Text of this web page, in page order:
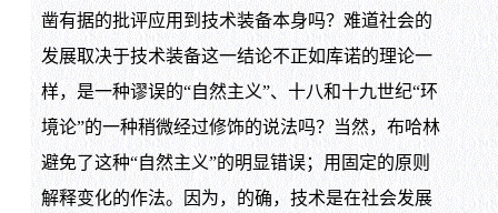
凿有据的批评应用到技术装备本身吗？难道社会的
发展取决于技术装备这一结论不正如库诺的理论一
样，是一种谬误的“自然主义”、十八和十九世纪“环
境论”的一种稍微经过修饰的说法吗？当然，布哈林
避免了这种“自然主义”的明显错误；用固定的原则
解释变化的作法。因为，的确，技术是在社会发展